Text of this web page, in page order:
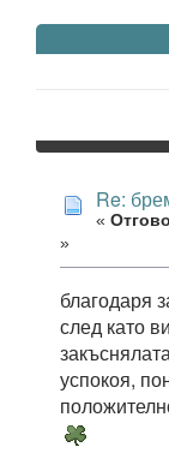
Re:
«
»
благодаря
след като
успокоя,